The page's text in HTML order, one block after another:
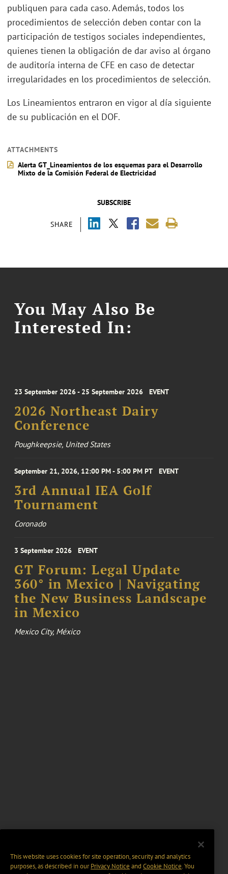
SUBSCRIBE
SHARE
publiquen para cada caso. Además, todos los
procedimientos de selección deben contar con la
participación de testigos sociales independientes,
quienes tienen la obligación de dar aviso al órgano
de auditoría interna de CFE en caso de detectar
irregularidades en los procedimientos de selección.
Los Lineamientos entraron en vigor al día siguiente
de su publicación en el DOF.
ATTACHMENTS
Alerta GT_Lineamientos de los esquemas para el Desarrollo
Mixto de la Comisión Federal de Electricidad
You May Also Be
Interested In:
23 September 2026 - 25 September 2026 EVENT
2026 Northeast Dairy
Conference
Poughkeepsie, United States
September 21, 2026, 12:00 PM - 5:00 PM PT EVENT
3rd Annual IEA Golf
Tournament
Coronado
3 September 2026 EVENT
GT Forum: Legal Update
360° in Mexico | Navigating
the New Business Landscape
in Mexico
Mexico City, México
This website uses cookies for site operation, security and analytics
purposes, as described in ourPrivacy Notice and Cookie Notice. You